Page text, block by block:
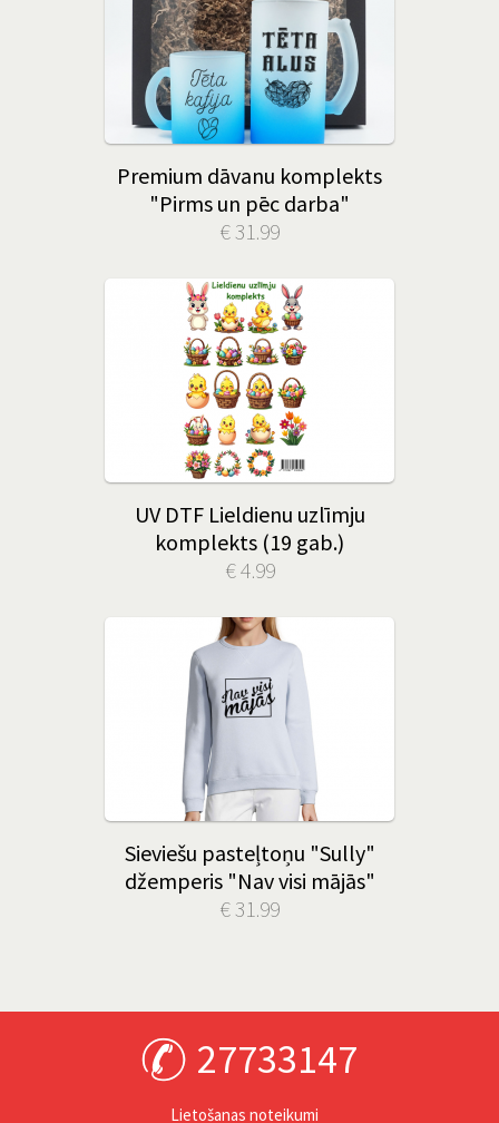
Premium dāvanu komplekts
"Pirms un pēc darba"
€ 31.99
UV DTF Lieldienu uzlīmju
komplekts (19 gab.)
€ 4.99
Sieviešu pasteļtoņu "Sully"
džemperis "Nav visi mājās"
€ 31.99
27733147
Lietošanas noteikumi